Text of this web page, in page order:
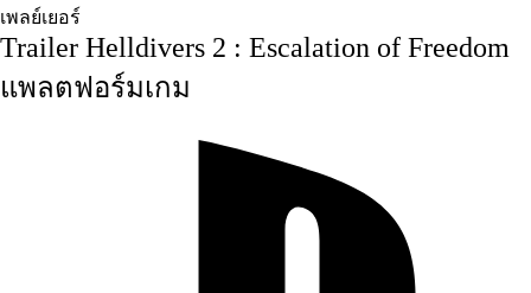
เพลย์เยอร์
Trailer Helldivers 2 : Escalation of Freedom
แพลตฟอร์มเกม